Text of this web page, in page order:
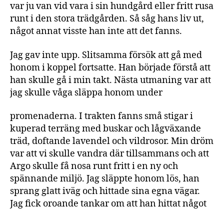
var ju van vid vara i sin hundgård eller fritt rusa
runt i den stora trädgården. Så såg hans liv ut,
något annat visste han inte att det fanns.
Jag gav inte upp. Slitsamma försök att gå med
honom i koppel fortsatte. Han började förstå att
han skulle gå i min takt. Nästa utmaning var att
jag skulle våga släppa honom under
promenaderna. I trakten fanns små stigar i
kuperad terräng med buskar och lågväxande
träd, doftande lavendel och vildrosor. Min dröm
var att vi skulle vandra där tillsammans och att
Argo skulle få nosa runt fritt i en ny och
spännande miljö. Jag släppte honom lös, han
sprang glatt iväg och hittade sina egna vägar.
Jag fick oroande tankar om att han hittat något